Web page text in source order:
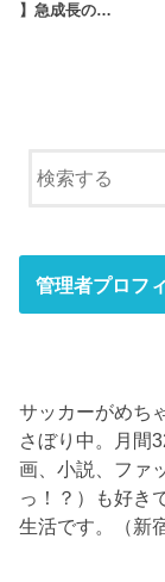
】急成長の…
管理者プロフ
サッカーがめち
さぼり中。月間
画、小説、ファ
っ！？）も好き
生活です。（新